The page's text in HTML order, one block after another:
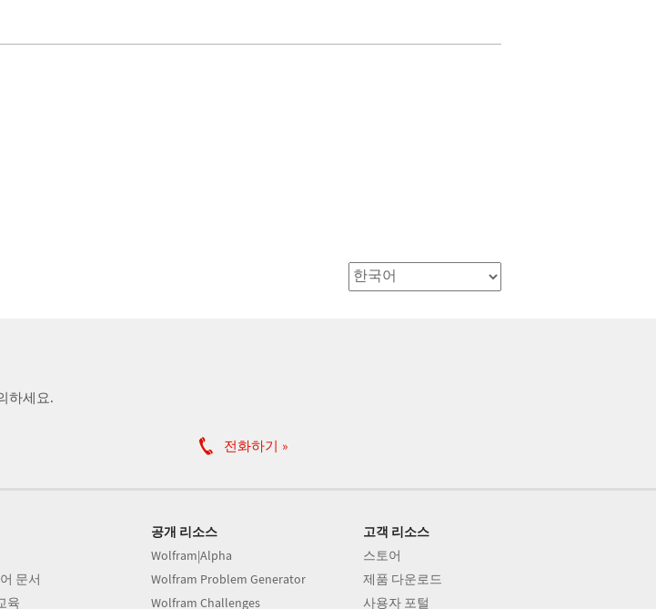
하세요.
전화하기
문서
육
공개 리소스
Wolfram|Alpha
Wolfram Problem Generator
Wolfram Challenges
고객 리소스
스토어
제품 다운로드
사용자 포털